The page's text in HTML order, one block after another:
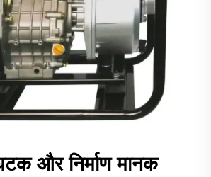
और निर्माण मानक